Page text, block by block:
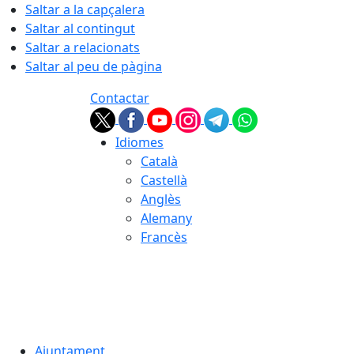
Saltar a la capçalera
Saltar al contingut
Saltar a relacionats
Saltar al peu de pàgina
Contactar
Idiomes
Català
Castellà
Anglès
Alemany
Francès